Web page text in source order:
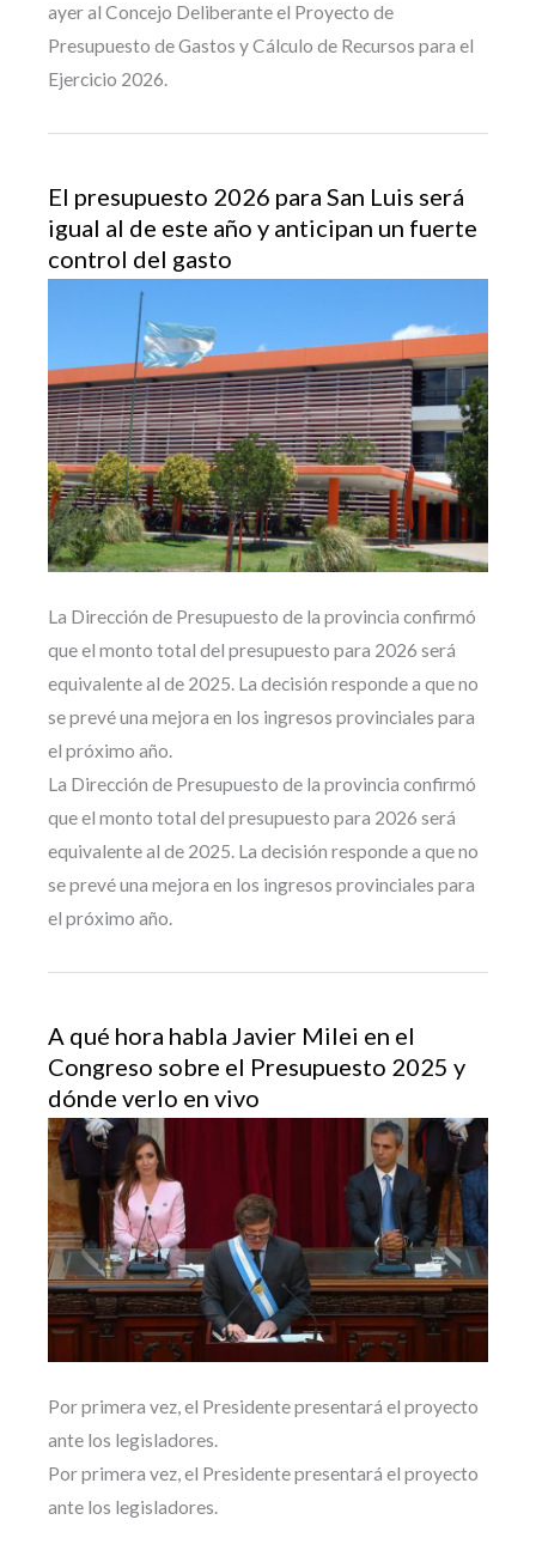
ayer al Concejo Deliberante el Proyecto de
Presupuesto de Gastos y Cálculo de Recursos para el
Ejercicio 2026.
El presupuesto 2026 para San Luis será
igual al de este año y anticipan un fuerte
control del gasto
La Dirección de Presupuesto de la provincia confirmó
que el monto total del presupuesto para 2026 será
equivalente al de 2025. La decisión responde a que no
se prevé una mejora en los ingresos provinciales para
el próximo año.
La Dirección de Presupuesto de la provincia confirmó
que el monto total del presupuesto para 2026 será
equivalente al de 2025. La decisión responde a que no
se prevé una mejora en los ingresos provinciales para
el próximo año.
A qué hora habla Javier Milei en el
Congreso sobre el Presupuesto 2025 y
dónde verlo en vivo
Por primera vez, el Presidente presentará el proyecto
ante los legisladores.
Por primera vez, el Presidente presentará el proyecto
ante los legisladores.